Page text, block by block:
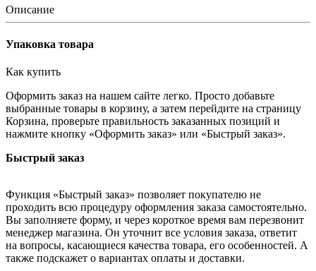
Описание
Упаковка товара
Как купить
Оформить заказ на нашем сайте легко. Просто добавьте
выбранные товары в корзину, а затем перейдите на страницу
Корзина, проверьте правильность заказанных позиций и
нажмите кнопку «Оформить заказ» или «Быстрый заказ».
Быстрый заказ
Функция «Быстрый заказ» позволяет покупателю не
проходить всю процедуру оформления заказа самостоятельно.
Вы заполняете форму, и через короткое время вам перезвонит
менеджер магазина. Он уточнит все условия заказа, ответит
на вопросы, касающиеся качества товара, его особенностей. А
также подскажет о вариантах оплаты и доставки.